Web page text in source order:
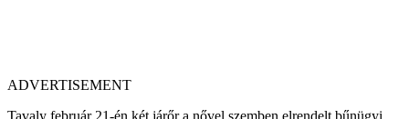
ADVERTISEMENT
Tavaly február 21-én két járőr a nővel szemben elrendelt bűnügyi